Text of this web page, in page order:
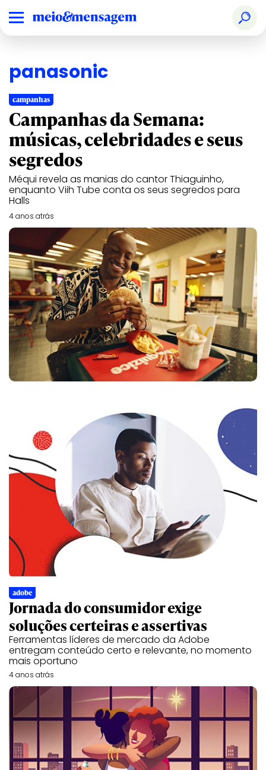
panasonic
campanhas
Campanhas da Semana:
músicas, celebridades e seus
segredos
Méqui revela as manias do cantor Thiaguinho,
enquanto Viih Tube conta os seus segredos para
Halls
4 anos atrás
adobe
Jornada do consumidor exige
soluções certeiras e assertivas
Ferramentas líderes de mercado da Adobe
entregam conteúdo certo e relevante, no momento
mais oportuno
4 anos atrás